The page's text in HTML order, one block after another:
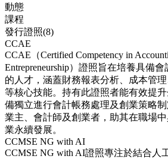
動態
課程
發行證照(8)
CCAE
CCAE（Certified Competency in
Entrepreneurship）證照旨在培養具備
的人才，涵蓋財務報表分析、成本管
等核心技能。持有此證照者能有效提
備獨立進行會計帳務處理及創業策略
業主、會計師及創業者，助其在職場
業永續發展。
CCMSE NG with AI
CCMSE NG with AI證照專注於結合人